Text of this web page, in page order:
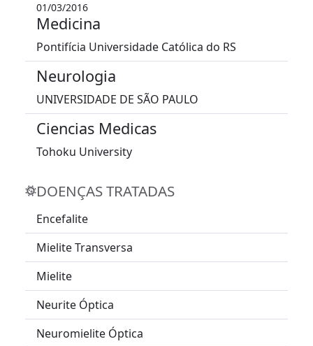
01/03/2016
Medicina
Pontifícia Universidade Católica do RS
Neurologia
UNIVERSIDADE DE SÃO PAULO
Ciencias Medicas
Tohoku University
DOENÇAS TRATADAS
Encefalite
Mielite Transversa
Mielite
Neurite Óptica
Neuromielite Óptica